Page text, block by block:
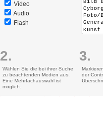
Video
Audio
Flash
2.
Wählen Sie die bei ihrer Suche
zu beachtenden Medien aus.
Eine Mehrfachauswahl ist
möglich.
3.
der